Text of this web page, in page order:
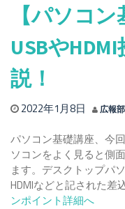
繋
ぐ
方
法
パ
タ
ン
を
介！
【パソコ
USBや
説！
2022年1月8日 広報
パソコン基礎講座、今
ソコンをよく見ると側
ます。デスクトップパ
HDMIなどと記された差
ンポイント詳細へ